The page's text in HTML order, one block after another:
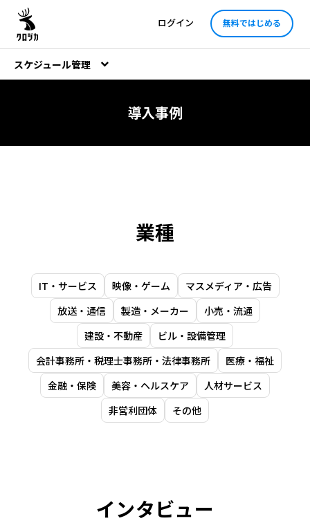
ログイン 無料ではじめる
スケジュール管理
導入事例
業種
IT・サービス 映像・ゲーム
マスメディア・広告
放送・通信
製造・メーカー
小売・流通
建設・不動産
ビル・設備管理
会計事務所・税理士事務所・法律事務所
医療・福祉
金融・保険
美容・ヘルスケア
人材サービス
非営利団体
その他
インタビュー